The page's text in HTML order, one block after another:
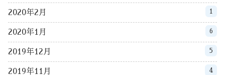
2020年2月 1
2020年1月 6
2019年12月 5
2019年11月 4